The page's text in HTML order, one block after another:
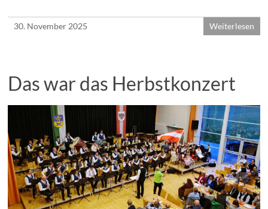
30. November 2025 Weiterlesen
Das war das Herbstkonzert